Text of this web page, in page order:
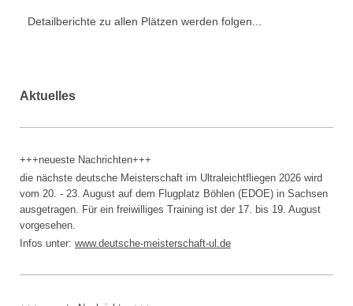
Detailberichte zu allen Plätzen werden folgen...
Aktuelles
+++neueste Nachrichten+++
die nächste deutsche Meisterschaft im Ultraleichtfliegen 2026 wird
vom 20. - 23. August auf dem Flugplatz Böhlen (EDOE) in Sachsen
ausgetragen. Für ein freiwilliges Training ist der 17. bis 19. August
vorgesehen.
Infos unter: www.deutsche-meisterschaft-ul.de